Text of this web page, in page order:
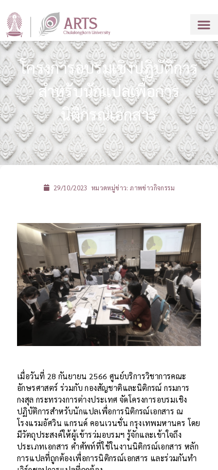
โครงการอบรมเชิงปฏิบัติการ
สำหรับนักแปลเพื่อการ
นิติกรณ์เอกสาร
29/10/2023 หมวดหมู่ข่าว:ภาพข่าวกิจกรรม
เมื่อวันที่ 28 กันยายน 2566 ศูนย์บริการวิชาการคณะ
อักษรศาสตร์ ร่วมกับ กองสัญชาติและนิติกรณ์ กรมการ
กงสุล กระทรวงการต่างประเทศ จัดโครงการอบรมเชิง
ปฏิบัติการสำหรับนักแปลเพื่อการนิติกรณ์เอกสาร ณ
โรงแรมอัศวิน แกรนด์ คอนเวนชั่น กรุงเทพมหานคร โดย
มีวัตถุประสงค์ให้ผู้เข้ารว่มอบรมฯ รู้จักและเข้าใจถึง
ประเภทเอกสาร คำศัพท์ที่ใช้ในงานนิติกรณ์เอกสาร หลัก
การแปลที่ถูกต้องเพื่อการนิติกรณ์เอกสาร และร่วมกันทำ